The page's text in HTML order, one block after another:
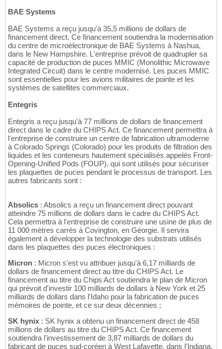
BAE Systems
BAE Systems a reçu jusqu'à 35,5 millions de dollars de
financement direct. Ce financement soutiendra la modernisation
du centre de microélectronique de BAE Systems à Nashua,
dans le New Hampshire. L'entreprise prévoit de quadrupler sa
capacité de production de puces MMIC (Monolithic Microwave
Integrated Circuit) dans le centre modernisé. Les puces MMIC
sont essentielles pour les avions militaires de pointe et les
systèmes de satellites commerciaux.
Entegris
Entegris a reçu jusqu'à 77 millions de dollars de financement
direct dans le cadre du CHIPS Act. Ce financement permettra à
l'entreprise de construire un centre de fabrication ultramoderne
à Colorado Springs (Colorado) pour les produits de filtration des
liquides et les conteneurs hautement spécialisés appelés Front-
Opening-Unified Pods (FOUP), qui sont utilisés pour sécuriser
les plaquettes de puces pendant le processus de transport. Les
autres fabricants sont :
Absolics : Absolics a reçu un financement direct pouvant
atteindre 75 millions de dollars dans le cadre du CHIPS Act.
Cela permettra à l'entreprise de construire une usine de plus de
11 000 mètres carrés à Covington, en Géorgie. Il servira
également à développer la technologie des substrats utilisés
dans les plaquettes des puces électroniques :
Micron : Micron s'est vu attribuer jusqu'à 6,17 milliards de
dollars de financement direct au titre du CHIPS Act. Le
financement au titre du Chips Act soutiendra le plan de Micron
qui prévoit d'investir 100 milliards de dollars à New York et 25
milliards de dollars dans l'Idaho pour la fabrication de puces
mémoires de pointe, et ce sur deux décennies ;
SK hynix : SK hynix a obtenu un financement direct de 458
millions de dollars au titre du CHIPS Act. Ce financement
soutiendra l'investissement de 3,87 milliards de dollars du
fabricant de puces sud-coréen à West Lafayette, dans l'Indiana,